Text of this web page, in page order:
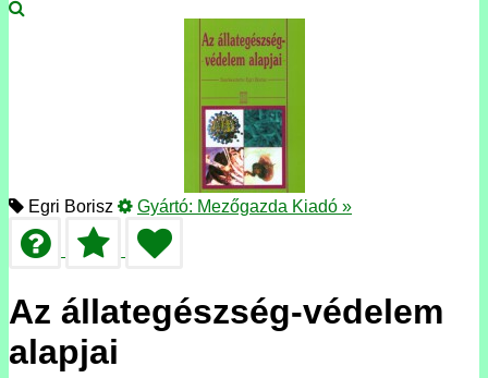
Egri Borisz Gyártó: Mezőgazda Kiadó »
Az állategészség-védelem
alapjai